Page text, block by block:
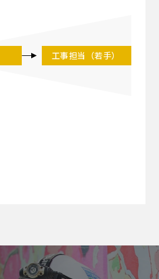
工事担当 （若手）